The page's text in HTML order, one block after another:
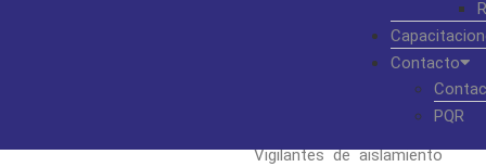
Contacto
PQR
Subestaciones,
Generadores
Serie IR (IR470LY,
Vigilantes de aislamiento